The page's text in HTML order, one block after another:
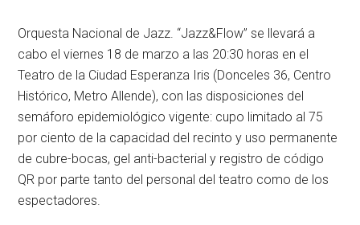
Orquesta Nacional de Jazz. “Jazz&Flow” se llevará a
cabo el viernes 18 de marzo a las 20:30 horas en el
Teatro de la Ciudad Esperanza Iris (Donceles 36, Centro
Histórico, Metro Allende), con las disposiciones del
semáforo epidemiológico vigente: cupo limitado al 75
por ciento de la capacidad del recinto y uso permanente
de cubre-bocas, gel anti-bacterial y registro de código
QR por parte tanto del personal del teatro como de los
espectadores.